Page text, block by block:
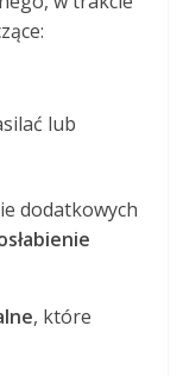
lub
dodatkowych
, które